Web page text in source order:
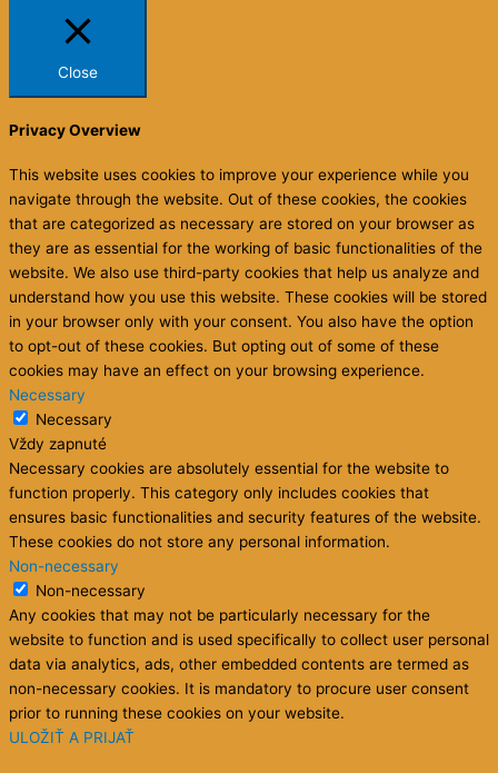
Close
Privacy Overview
This website uses cookies to improve your experience while you
navigate through the website. Out of these cookies, the cookies
that are categorized as necessary are stored on your browser as
they are as essential for the working of basic functionalities of the
website. We also use third-party cookies that help us analyze and
understand how you use this website. These cookies will be stored
in your browser only with your consent. You also have the option
to opt-out of these cookies. But opting out of some of these
cookies may have an effect on your browsing experience.
Necessary
Necessary
Vždy zapnuté
Necessary cookies are absolutely essential for the website to
function properly. This category only includes cookies that
ensures basic functionalities and security features of the website.
These cookies do not store any personal information.
Non-necessary
Non-necessary
Any cookies that may not be particularly necessary for the
website to function and is used specifically to collect user personal
data via analytics, ads, other embedded contents are termed as
non-necessary cookies. It is mandatory to procure user consent
prior to running these cookies on your website.
ULOŽIŤ A PRIJAŤ